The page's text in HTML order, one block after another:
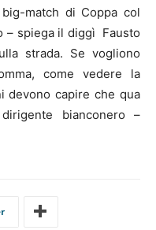
match di Coppa col
– spiega il diggì Fausto
strada. Se vogliono
come vedere la
devono capire che qua
bianconero –